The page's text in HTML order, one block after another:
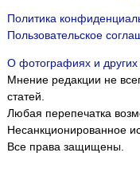
Политика
Пользовательское
О фотографиях и
Мнение редакции не
статей.
Любая перепечатка
Несанкционированное
Все права защищены.